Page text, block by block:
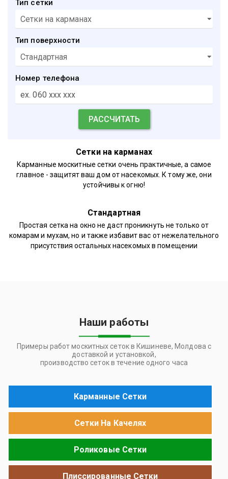
Тип сетки
Тип поверхности
Номер телефона
Сетки на карманах
Карманные москитные сетки очень практичные, а самое
главное - защитят ваш дом от насекомых. К тому же, они
устойчивы к огню!
Стандартная
Простая сетка на окно не даст проникнуть не только от
комарам и мухам, но и также избавит вас от нежелательного
присутствия остальных насекомых в помещении
Наши работы
Примеры работ москитных сеток в Кишиневе, Молдова с
доставкой и установкой,
производство сеток в течение одного часа
Карманные Сетки
Сетки На Качелях
Роликовые Сетки
Плиссированные Сетки